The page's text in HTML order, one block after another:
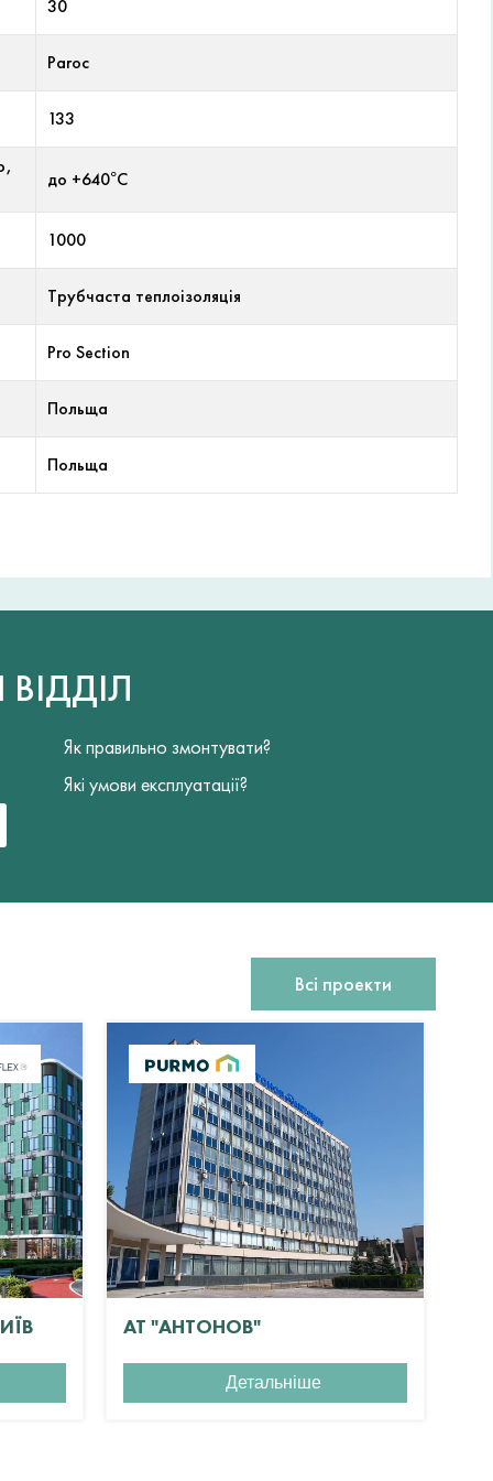
30
Paroc
133
до +640°С
1000
Трубчаста теплоізоляція
Pro Section
Польща
Польща
ВІДДІЛ
Як правильно змонтувати?
Які умови експлуатації?
Всі проекти
АТ "АНТОНОВ"
Детальніше